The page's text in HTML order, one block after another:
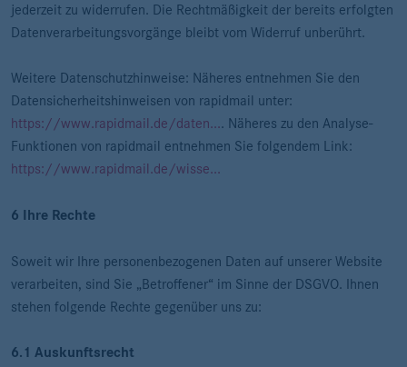
jederzeit zu widerrufen. Die Rechtmäßigkeit der bereits erfolgten
Datenverarbeitungsvorgänge bleibt vom Widerruf unberührt.
Weitere Datenschutzhinweise: Näheres entnehmen Sie den
Datensicherheitshinweisen von rapidmail unter:
https://www.rapidmail.de/daten.... Näheres zu den Analyse-
Funktionen von rapidmail entnehmen Sie folgendem Link:
https://www.rapidmail.de/wisse...
6 Ihre Rechte
Soweit wir Ihre personenbezogenen Daten auf unserer Website
verarbeiten, sind Sie „Betroffener“ im Sinne der DSGVO. Ihnen
stehen folgende Rechte gegenüber uns zu:
6.1 Auskunftsrecht